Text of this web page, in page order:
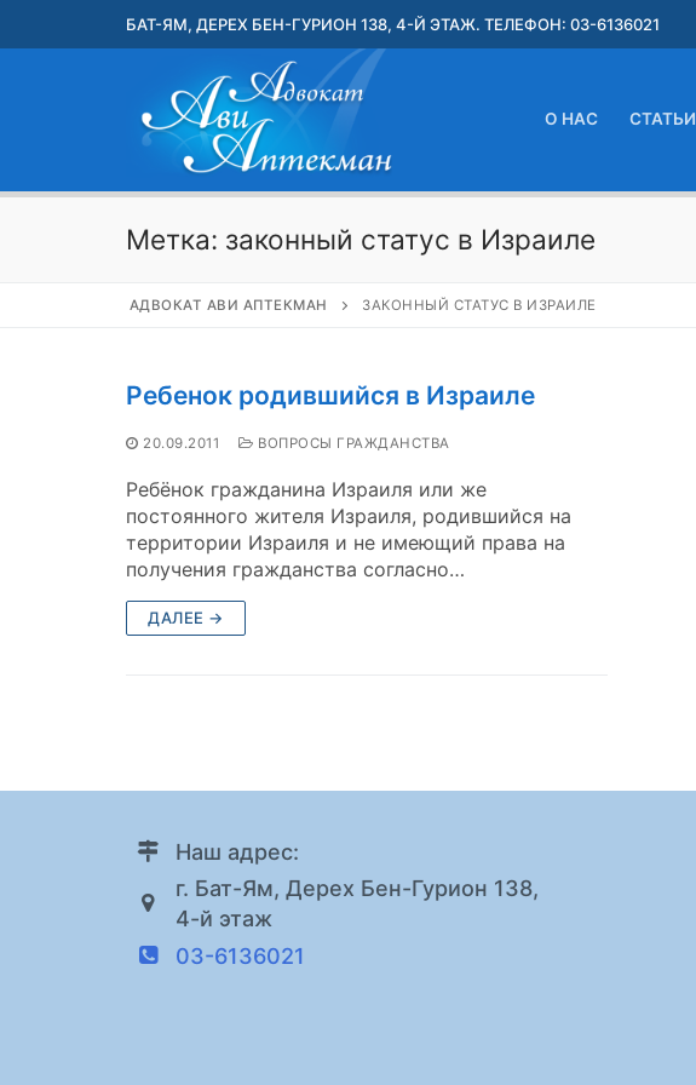
БАТ-ЯМ, ДЕРЕХ БЕН-ГУРИОН 138, 4-Й ЭТАЖ. ТЕЛЕФОН: 03-6136021
О НАС СТАТЬИ
Метка: законный статус в Израиле
АДВОКАТ АВИ АПТЕКМАН ЗАКОННЫЙ СТАТУС В ИЗРАИЛЕ
Ребенок родившийся в Израиле
20.09.2011 ВОПРОСЫ ГРАЖДАНСТВА
Ребёнок гражданина Израиля или же
постоянного жителя Израиля, родившийся на
территории Израиля и не имеющий права на
получения гражданства согласно…
ДАЛЕЕ →
Наш адрес:
г. Бат-Ям, Дерех Бен-Гурион 138,
4-й этаж
03-6136021